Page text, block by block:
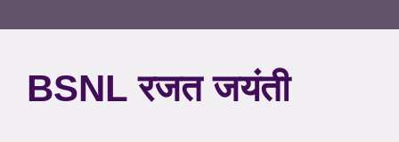
BSNL रजत जयंती